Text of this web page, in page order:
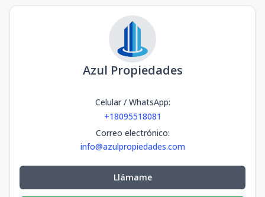
Azul Propiedades
Celular / WhatsApp:
+18095518081
Correo electrónico:
info@azulpropiedades.com
Llámame